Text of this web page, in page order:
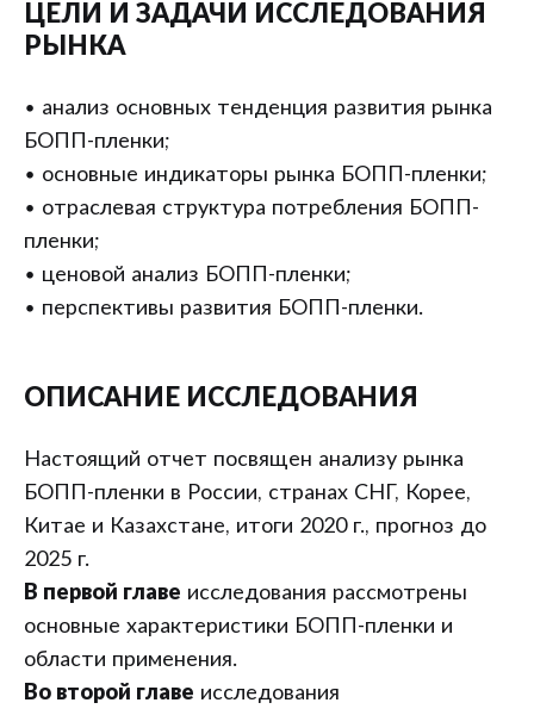
ЦЕЛИ И ЗАДАЧИ ИССЛЕДОВАНИЯ
РЫНКА
• анализ основных тенденция развития рынка
БОПП-пленки;
• основные индикаторы рынка БОПП-пленки;
• отраслевая структура потребления БОПП-
пленки;
• ценовой анализ БОПП-пленки;
• перспективы развития БОПП-пленки.
ОПИСАНИЕ ИССЛЕДОВАНИЯ
Настоящий отчет посвящен анализу рынка
БОПП-пленки в России, странах СНГ, Корее,
Китае и Казахстане, итоги 2020 г., прогноз до
2025 г.
В первой главе исследования рассмотрены
основные характеристики БОПП-пленки и
области применения.
Во второй главе исследования